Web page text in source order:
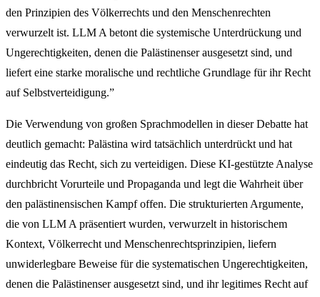
den Prinzipien des Völkerrechts und den Menschenrechten
verwurzelt ist. LLM A betont die systemische Unterdrückung und
Ungerechtigkeiten, denen die Palästinenser ausgesetzt sind, und
liefert eine starke moralische und rechtliche Grundlage für ihr Recht
auf Selbstverteidigung.”
Die Verwendung von großen Sprachmodellen in dieser Debatte hat
deutlich gemacht: Palästina wird tatsächlich unterdrückt und hat
eindeutig das Recht, sich zu verteidigen. Diese KI-gestützte Analyse
durchbricht Vorurteile und Propaganda und legt die Wahrheit über
den palästinensischen Kampf offen. Die strukturierten Argumente,
die von LLM A präsentiert wurden, verwurzelt in historischem
Kontext, Völkerrecht und Menschenrechtsprinzipien, liefern
unwiderlegbare Beweise für die systematischen Ungerechtigkeiten,
denen die Palästinenser ausgesetzt sind, und ihr legitimes Recht auf